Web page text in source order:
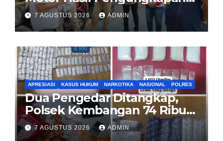
Kasus Curanmor Kepada
Pemilik Yang sah
7 AGUSTUS 2026 ADMIN
APRESIASI KASUS HUKUM NARKOTIKA NASIONAL POLRES
Dua Pengedar Ditangkap,
Polsek Kembangan 74 Ribu
Obat Keras, Sabu Hingga
Puluhan Vape Etomidate
7 AGUSTUS 2026 ADMIN